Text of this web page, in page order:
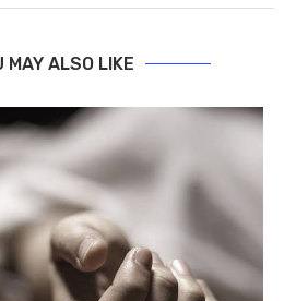
MAY ALSO LIKE